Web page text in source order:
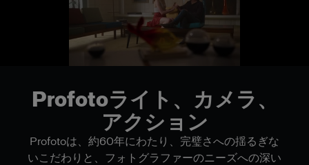
Profotoライト、カメラ、
アクション
Profotoは、約60年にわたり、完璧さへの揺るぎな
いこだわりと、フォトグラファーのニーズへの深い